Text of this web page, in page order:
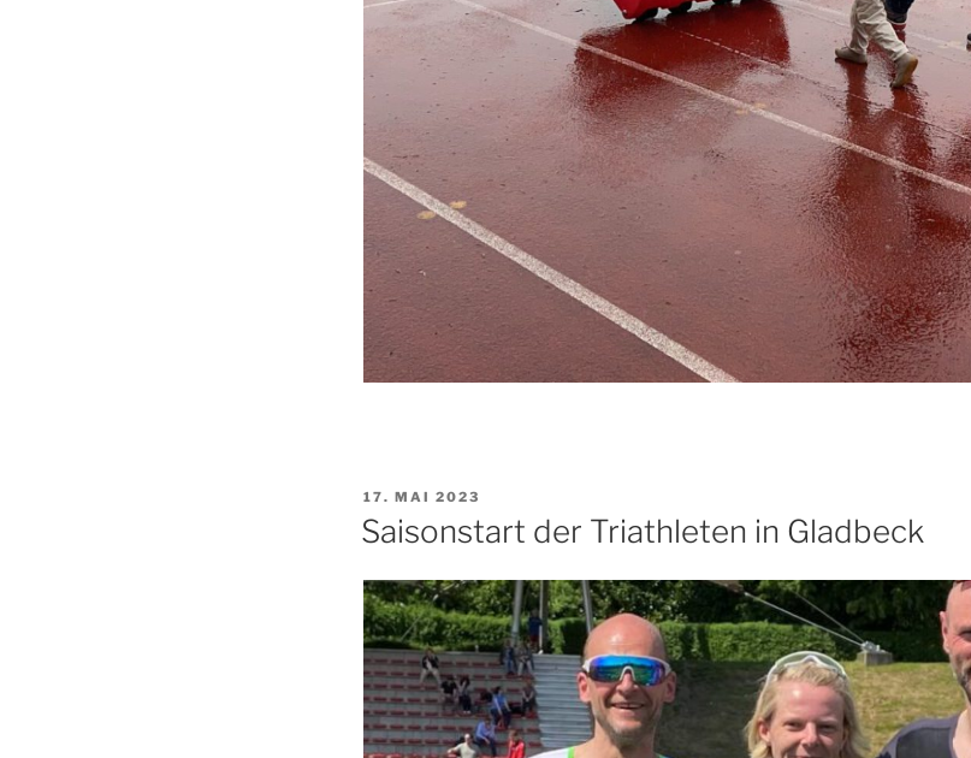
17. MAI 2023
Saisonstart der Triathleten in Gladbeck